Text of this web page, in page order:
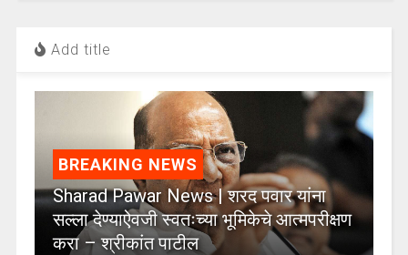
Add title
BREAKING NEWS
Sharad Pawar News | शरद पवार यांना
सल्ला देण्याऐवजी स्वतःच्या भूमिकेचे आत्मपरीक्षण
करा – श्रीकांत पाटील